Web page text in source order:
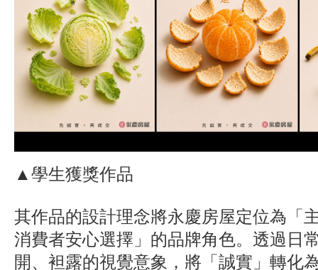
▲學生獲獎作品
其作品的設計理念將永慶房屋定位為「
消費者安心選擇」的品牌角色。透過日
開、袒露的視覺意象，將「誠實」轉化